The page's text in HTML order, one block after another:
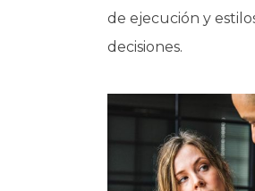
de ejecución y
decisiones.